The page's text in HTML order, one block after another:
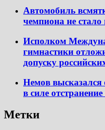
Автомобиль
чемпиона не стало
Исполком
гимнастики
допуску
Немов высказался
в силе
Метки